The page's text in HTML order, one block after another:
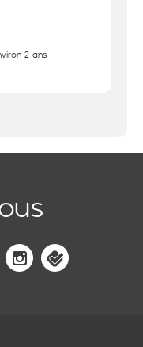
2 ans